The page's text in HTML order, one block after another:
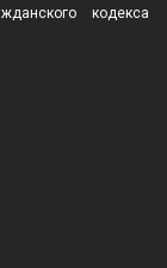
кодекса